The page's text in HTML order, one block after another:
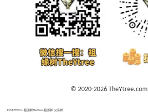
© 2020-2026 TheYtree.com
ERS1789541 - 祖源树TheYtree 祖源树, 父系树